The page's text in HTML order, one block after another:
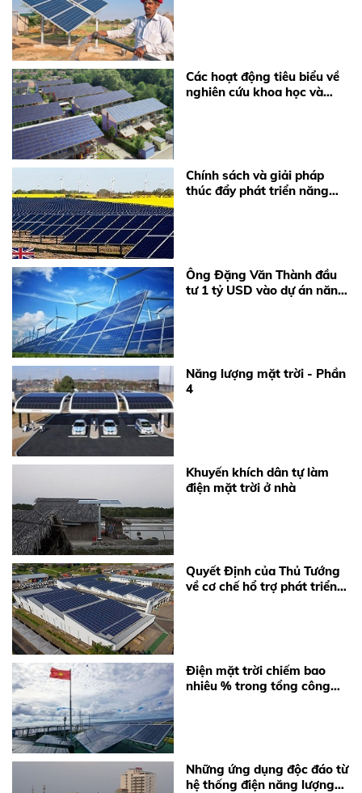
Các hoạt động tiêu biểu về
nghiên cứu khoa học và
Chính sách và giải pháp
thúc đẩy phát triển năng
Ông Đặng Văn Thành đầu
tư 1 tỷ USD vào dự án năng
Năng lượng mặt trời - Phần
4
Khuyến khích dân tự làm
điện mặt trời ở nhà
Quyết Định của Thủ Tướng
về cơ chế hổ trợ phát triển
Điện mặt trời chiếm bao
nhiêu % trong tổng công
Những ứng dụng độc đáo từ
hệ thống điện năng lượng